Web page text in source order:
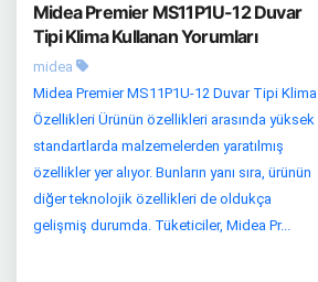
Midea Premier MS11P1U-12 Duvar
Tipi Klima Kullanan Yorumları
midea
Midea Premier MS11P1U-12 Duvar Tipi Klima
Özellikleri Ürünün özellikleri arasında yüksek
standartlarda malzemelerden yaratılmış
özellikler yer alıyor. Bunların yanı sıra, ürünün
diğer teknolojik özellikleri de oldukça
gelişmiş durumda. Tüketiciler, Midea Pr...